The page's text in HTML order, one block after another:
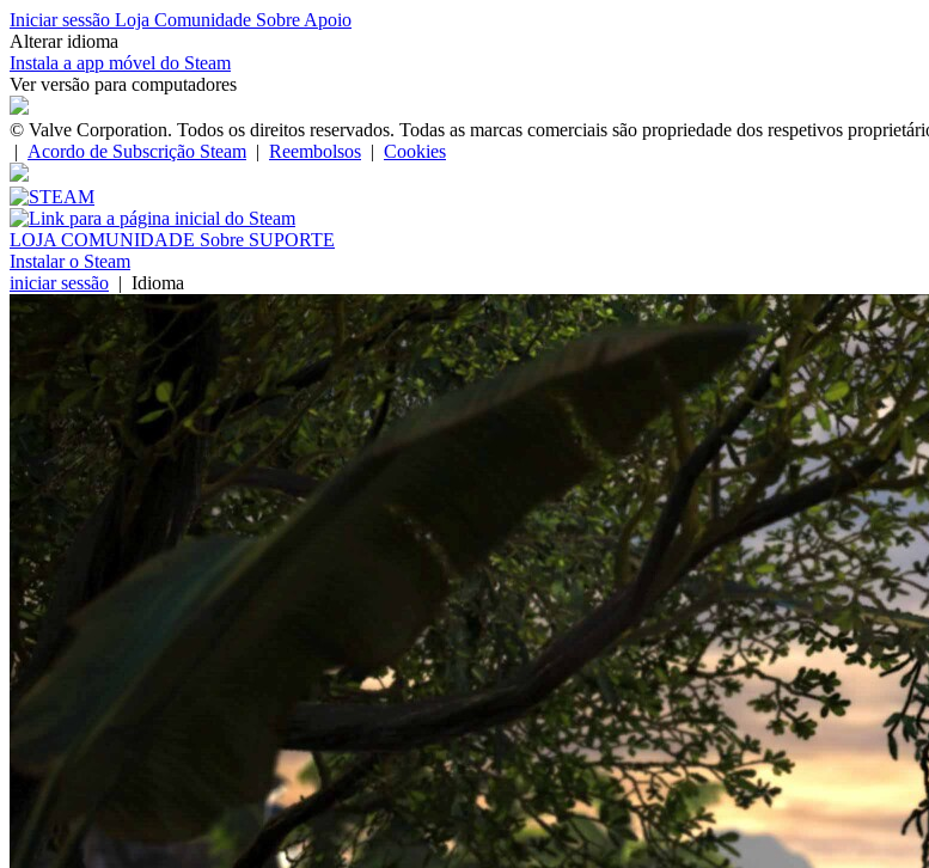
Iniciar sessão Loja Comunidade Sobre Apoio
Alterar idioma
Instala a app móvel do Steam
Ver versão para computadores
© Valve Corporation. Todos os direitos reservados. Todas as marcas comerciais são propriedade dos respetivos
| Acordo de Subscrição Steam | Reembolsos | Cookies
LOJA COMUNIDADE Sobre SUPORTE
Instalar o Steam
iniciar sessão | Idioma